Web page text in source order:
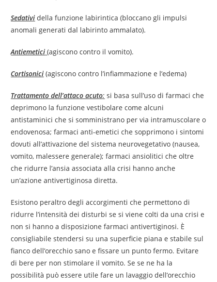
Sedativi della funzione labirintica (bloccano gli impulsi
anomali generati dal labirinto ammalato).
Antiemetici (agiscono contro il vomito).
Cortisonici (agiscono contro l’infiammazione e l’edema)
Trattamento dell’attaco acuto: si basa sull’uso di farmaci che
deprimono la funzione vestibolare come alcuni
antistaminici che si somministrano per via intramuscolare o
endovenosa; farmaci anti-emetici che sopprimono i sintomi
dovuti all’attivazione del sistema neurovegetativo (nausea,
vomito, malessere generale); farmaci ansiolitici che oltre
che ridurre l’ansia associata alla crisi hanno anche
un’azione antivertiginosa diretta.
Esistono peraltro degli accorgimenti che permettono di
ridurre l’intensità dei disturbi se si viene colti da una crisi e
non si hanno a disposizione farmaci antivertiginosi. È
consigliabile stendersi su una superficie piana e stabile sul
fianco dell’orecchio sano e fissare un punto fermo. Evitare
di bere per non stimolare il vomito. Se se ne ha la
possibilità può essere utile fare un lavaggio dell’orecchio